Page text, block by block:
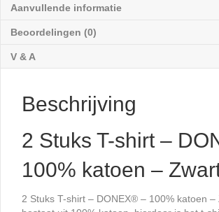
katoen
Zwart
Aanvullende informatie
Beoordelingen (0)
V & A
Beschrijving
2 Stuks T-shirt –
100% katoen –
2 Stuks T-shirt – DONEX® – 100% katoen